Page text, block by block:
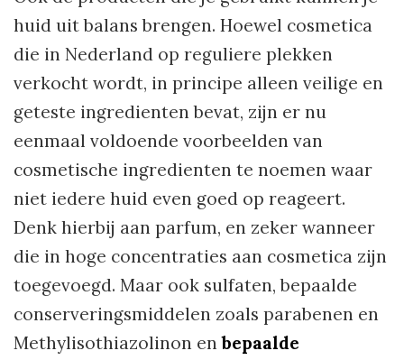
huid uit balans brengen. Hoewel cosmetica
die in Nederland op reguliere plekken
verkocht wordt, in principe alleen veilige en
geteste ingredienten bevat, zijn er nu
eenmaal voldoende voorbeelden van
cosmetische ingredienten te noemen waar
niet iedere huid even goed op reageert.
Denk hierbij aan parfum, en zeker wanneer
die in hoge concentraties aan cosmetica zijn
toegevoegd. Maar ook sulfaten, bepaalde
conserveringsmiddelen zoals parabenen en
Methylisothiazolinon enbepaalde